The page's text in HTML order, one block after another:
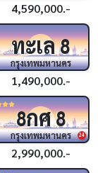
4,590,000.-
ทะเล8
กรุงเทพมหานคร
1,490,000.-
24
8กศ8
กรุงเทพมหานคร
2,990,000.-